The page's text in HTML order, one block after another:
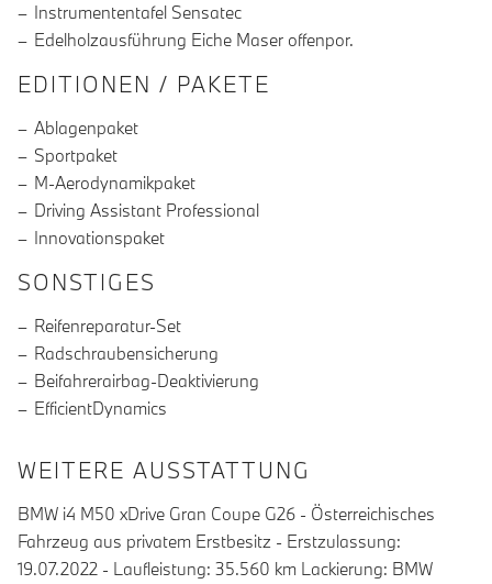
Instrumententafel Sensatec
Edelholzausführung Eiche Maser offenpor.
EDITIONEN / PAKETE
Ablagenpaket
Sportpaket
M-Aerodynamikpaket
Driving Assistant Professional
Innovationspaket
SONSTIGES
Reifenreparatur-Set
Radschraubensicherung
Beifahrerairbag-Deaktivierung
EfficientDynamics
WEITERE AUSSTATTUNG
BMW i4 M50 xDrive Gran Coupe G26 - Österreichisches
Fahrzeug aus privatem Erstbesitz - Erstzulassung:
19.07.2022 - Laufleistung: 35.560 km Lackierung: BMW